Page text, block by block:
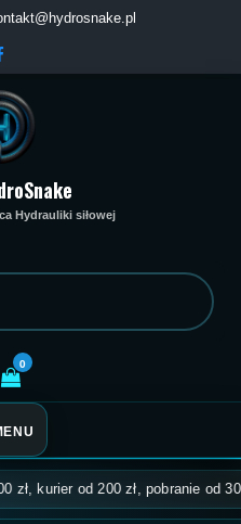
Hydrauliki siłowej
0
od 200 zł, pobranie od 300 zł